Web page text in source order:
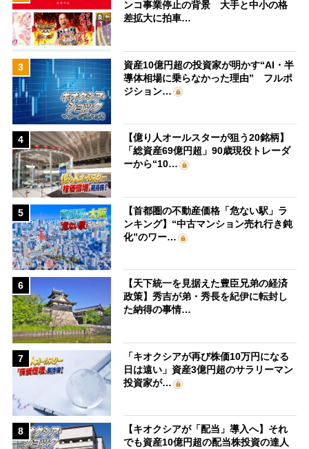
ンコ事業停止の背景 大手と中小の格
差拡大に拍車…
3
資産10億円超の投資家が明かす“AI・半
導体相場に乗らなかった理由” フルポ
ジション…
4
【億り人オールスターが狙う20銘柄】
「総資産69億円超」90歳現役トレーダ
ーから“10…
5
【首都圏の不動産価格「危ない駅」ラ
ンキング】“中古マンション売れ行き鈍
化”のワー…
6
【天下統一を見据えた豊臣兄弟の経済
政策】秀吉が弟・秀長を紀伊に転封し
た納得の事情…
7
「キオクシアが再び株価10万円になる
日は遠い」資産3億円超のサラリーマン
投資家が…
8
【キオクシアが「配当」導入へ】それ
でも資産10億円超の配当株投資の達人